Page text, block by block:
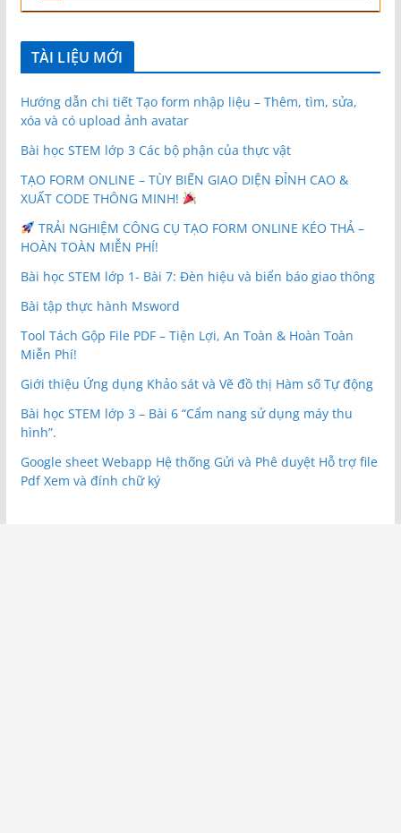
TÀI LIỆU MỚI
Hướng dẫn chi tiết Tạo form nhập liệu – Thêm, tìm, sửa,
xóa và có upload ảnh avatar
Bài học STEM lớp 3 Các bộ phận của thực vật
TẠO FORM ONLINE – TÙY BIẾN GIAO DIỆN ĐỈNH CAO &
XUẤT CODE THÔNG MINH!
TRẢI NGHIỆM CÔNG CỤ TẠO FORM ONLINE KÉO THẢ –
HOÀN TOÀN MIỄN PHÍ!
Bài học STEM lớp 1- Bài 7: Đèn hiệu và biển báo giao thông
Bài tập thực hành Msword
Tool Tách Gộp File PDF – Tiện Lợi, An Toàn & Hoàn Toàn
Miễn Phí!
Giới thiệu Ứng dụng Khảo sát và Vẽ đồ thị Hàm số Tự động
Bài học STEM lớp 3 – Bài 6 “Cẩm nang sử dụng máy thu
hình”.
Google sheet Webapp Hệ thống Gửi và Phê duyệt Hỗ trợ file
Pdf Xem và đính chữ ký